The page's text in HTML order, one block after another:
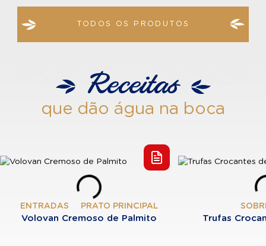
TODOS OS PRODUTOS
Receitas
que dão água na boca
ENTRADAS PRATO PRINCIPAL
Volovan Cremoso de Palmito Trufas